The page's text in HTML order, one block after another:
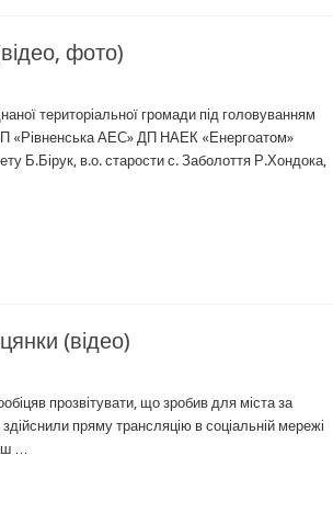
фото)
територіальної громади під головуванням
«Рівненська АЕС» ДП НАЕК «Енергоатом»
Б.Бірук, в.о. старости с. Заболоття Р.Хондока,
(відео)
прозвітувати, що зробив для міста за
пряму трансляцію в соціальній мережі
…